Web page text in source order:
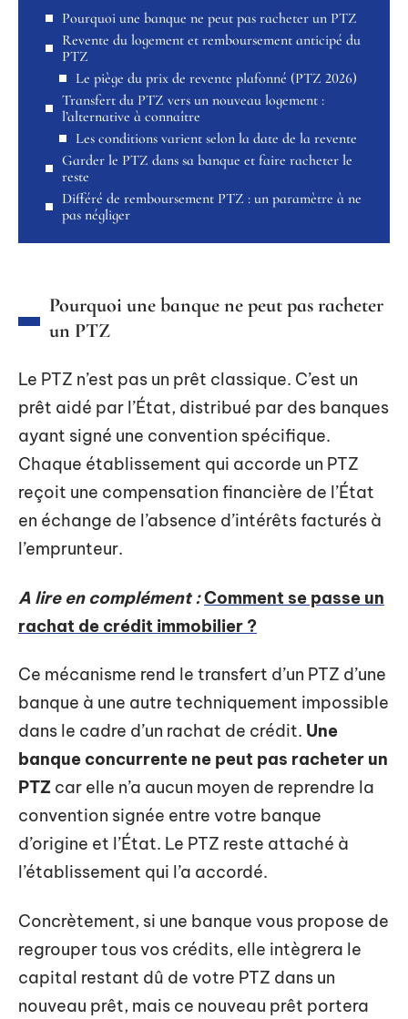
Pourquoi une banque ne peut pas racheter un PTZ
Revente du logement et remboursement anticipé du
PTZ
Le piège du prix de revente plafonné (PTZ 2026)
Transfert du PTZ vers un nouveau logement :
l’alternative à connaître
Les conditions varient selon la date de la revente
Garder le PTZ dans sa banque et faire racheter le
reste
Différé de remboursement PTZ : un paramètre à ne
pas négliger
Pourquoi une banque ne peut pas racheter
un PTZ
Le PTZ n’est pas un prêt classique. C’est un
prêt aidé par l’État, distribué par des banques
ayant signé une convention spécifique.
Chaque établissement qui accorde un PTZ
reçoit une compensation financière de l’État
en échange de l’absence d’intérêts facturés à
l’emprunteur.
A lire en complément :Comment se passe un
rachat de crédit immobilier ?
Ce mécanisme rend le transfert d’un PTZ d’une
banque à une autre techniquement impossible
dans le cadre d’un rachat de crédit. Une
banque concurrente ne peut pas racheter un
PTZ car elle n’a aucun moyen de reprendre la
convention signée entre votre banque
d’origine et l’État. Le PTZ reste attaché à
l’établissement qui l’a accordé.
Concrètement, si une banque vous propose de
regrouper tous vos crédits, elle intègrera le
capital restant dû de votre PTZ dans un
nouveau prêt, mais ce nouveau prêt portera